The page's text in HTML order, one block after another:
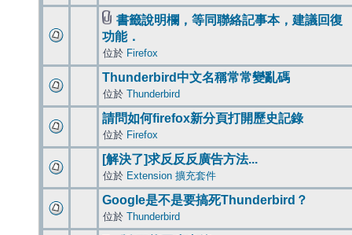
書籤說明欄，等同聯絡記事本，建議回復
功能．
位於 Firefox
Thunderbird中文名稱常常變亂碼
位於 Thunderbird
請問如何firefox新分頁打開歷史記錄
位於 Firefox
[解決了]求反反反廣告方法...
位於 Extension 擴充套件
Google是不是要搞死Thunderbird？
位於 Thunderbird